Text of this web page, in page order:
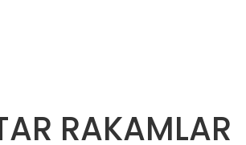
RAKAMLAR